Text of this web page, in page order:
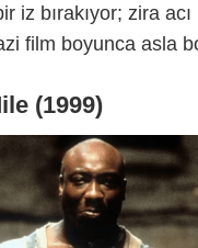
iz bırakıyor; zira acı
film boyunca asla
(1999)